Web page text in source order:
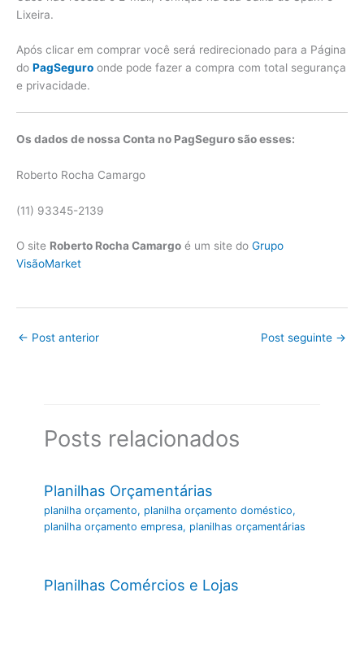
Lixeira.
Após clicar em comprar você será redirecionado para a Página
do PagSeguro onde pode fazer a compra com total segurança
e privacidade.
Os dados de nossa Conta no PagSeguro são esses:
Roberto Rocha Camargo
(11) 93345-2139
O site Roberto Rocha Camargo é um site do Grupo
VisãoMarket
← Post anterior Post seguinte →
Posts relacionados
Planilhas Orçamentárias
planilha orçamento, planilha orçamento doméstico,
planilha orçamento empresa, planilhas orçamentárias
Planilhas Comércios e Lojas